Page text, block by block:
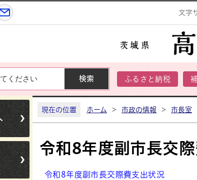
式LINE
萩市YouTube公式チャンネル 文字
ふるさと納税
現在の位置 ホーム > 市政の情報 > 市長室
令和8年度副市長交
令和8年度副市長交際費支出状況